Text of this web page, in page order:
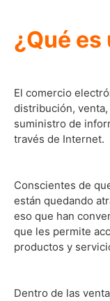
¿Qué
El comercio
distribución,
suministro de
través de Internet.
Conscientes de
están quedando
eso que han
que les permite
productos y
Dentro de las